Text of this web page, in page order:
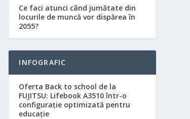
Ce faci atunci când jumătate din
locurile de muncă vor dispărea în
2055?
INFOGRAFIC
Oferta Back to school de la
FUJITSU: Lifebook A3510 într-o
configurație optimizată pentru
educație